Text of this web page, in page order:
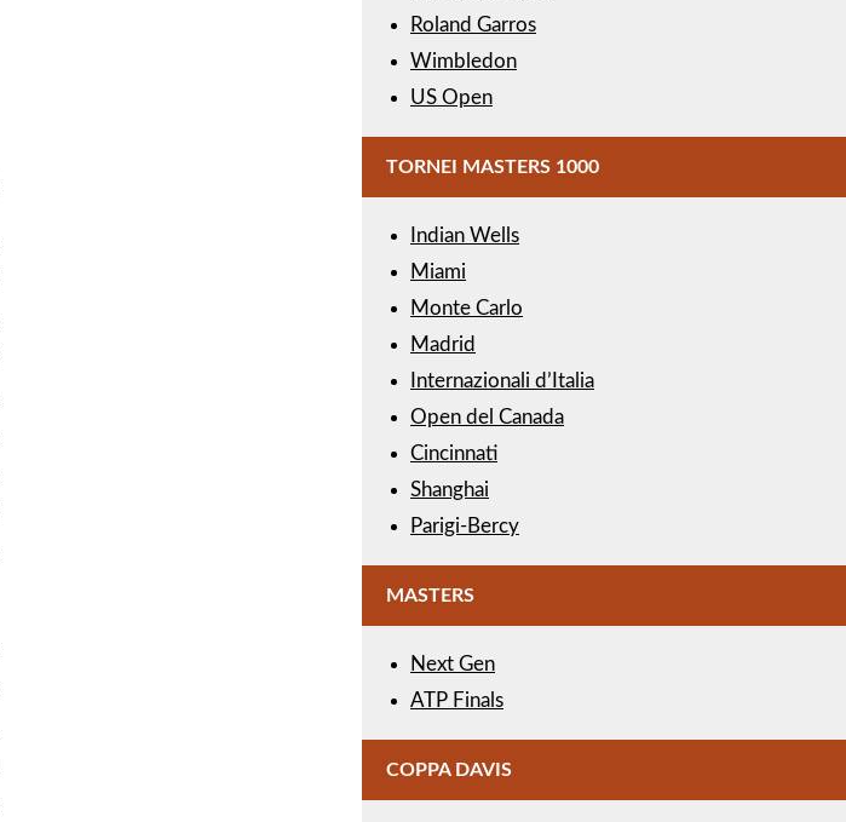
Roland Garros
Wimbledon
US Open
TORNEI MASTERS 1000
Indian Wells
Miami
Monte Carlo
Madrid
Internazionali d’Italia
Open del Canada
Cincinnati
Shanghai
Parigi-Bercy
MASTERS
Next Gen
ATP Finals
COPPA DAVIS